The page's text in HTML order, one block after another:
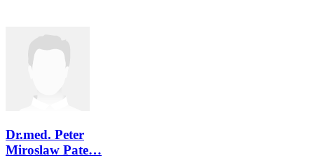
Dr.med. Peter
Miroslaw Pate…